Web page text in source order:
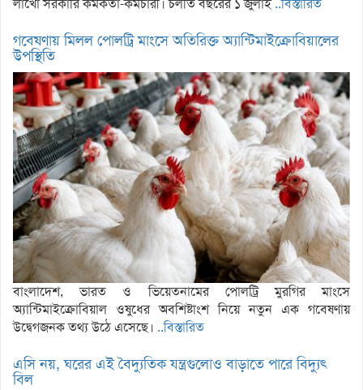
লাখো সরকারি কর্মকর্তা-কর্মচারী। চলতি বছরের ১ জুলাই..বিস্তারিত
গবেষণায় মিলল পোলট্রি মাংসে অতিরিক্ত অ্যান্টিমাইক্রোবিয়ালের
উপস্থিতি
বাংলাদেশ, ভারত ও ভিয়েতনামের পোলট্রি মুরগির মাংসে
অ্যান্টিমাইক্রোবিয়াল ওষুধের অবশিষ্টাংশ নিয়ে নতুন এক গবেষণায়
উদ্বেগজনক তথ্য উঠে এসেছে। ..বিস্তারিত
এসি নয়, ঘরের এই বৈদ্যুতিক যন্ত্রগুলোও বাড়াতে পারে বিদ্যুৎ
বিল